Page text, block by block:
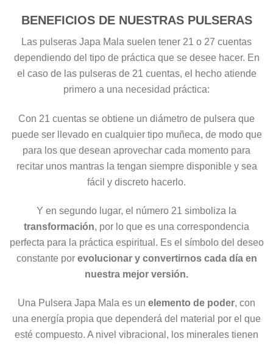
BENEFICIOS DE NUESTRAS PULSERAS
Las pulseras Japa Mala suelen tener 21 o 27 cuentas
dependiendo del tipo de práctica que se desee hacer. En
el caso de las pulseras de 21 cuentas, el hecho atiende
primero a una necesidad práctica:
Con 21 cuentas se obtiene un diámetro de pulsera que
puede ser llevado en cualquier tipo muñeca, de modo que
para los que desean aprovechar cada momento para
recitar unos mantras la tengan siempre disponible y sea
fácil y discreto hacerlo.
Y en segundo lugar, el número 21 simboliza la
transformación, por lo que es una correspondencia
perfecta para la práctica espiritual. Es el símbolo del deseo
constante porevolucionar y convertirnos cada día en
nuestra mejor versión.
Una Pulsera Japa Mala es un elemento de poder, con
una energía propia que dependerá del material por el que
esté compuesto. A nivel vibracional, los minerales tienen